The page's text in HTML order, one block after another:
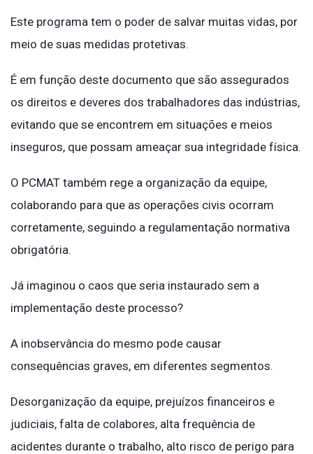
Este programa tem o poder de salvar muitas vidas, por
meio de suas medidas protetivas.
É em função deste documento que são assegurados
os direitos e deveres dos trabalhadores das indústrias,
evitando que se encontrem em situações e meios
inseguros, que possam ameaçar sua integridade física.
O PCMAT também rege a organização da equipe,
colaborando para que as operações civis ocorram
corretamente, seguindo a regulamentação normativa
obrigatória.
Já imaginou o caos que seria instaurado sem a
implementação deste processo?
A inobservância do mesmo pode causar
consequências graves, em diferentes segmentos.
Desorganização da equipe, prejuízos financeiros e
judiciais, falta de colabores, alta frequência de
acidentes durante o trabalho, alto risco de perigo para